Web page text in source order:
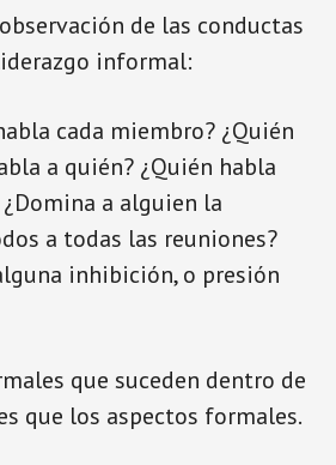
de las conductas
informal:
cada miembro? ¿Quién
a quién? ¿Quién habla
a alguien la
a todas las reuniones?
inhibición, o presión
que suceden dentro de
que los aspectos formales.